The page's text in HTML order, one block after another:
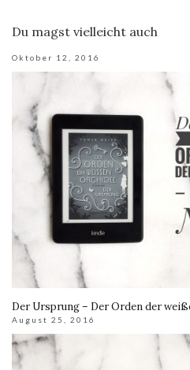
Du magst vielleicht auch
Oktober 12, 2016
Der Ursprung – Der Orden der
August 25, 2016